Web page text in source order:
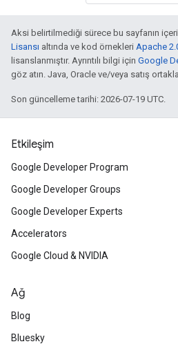
Aksi belirtilmediği sürece bu sayfanın
Lisansı altında ve kod örnekleri Apache
lisanslanmıştır. Ayrıntılı bilgi için Google
göz atın. Java, Oracle ve/veya satış
Son güncelleme tarihi: 2026-07-19 UTC.
Etkileşim
Google Developer Program
Google Developer Groups
Google Developer Experts
Accelerators
Google Cloud & NVIDIA
Ağ
Blog
Bluesky